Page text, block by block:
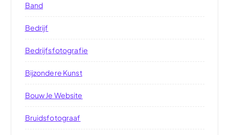
Band
Bedrijf
Bedrijfsfotografie
Bijzondere Kunst
Bouw Je Website
Bruidsfotograaf